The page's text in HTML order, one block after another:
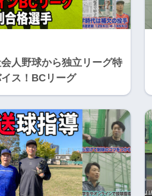
会人野球から独立リーグ特
ス！BCリーグ